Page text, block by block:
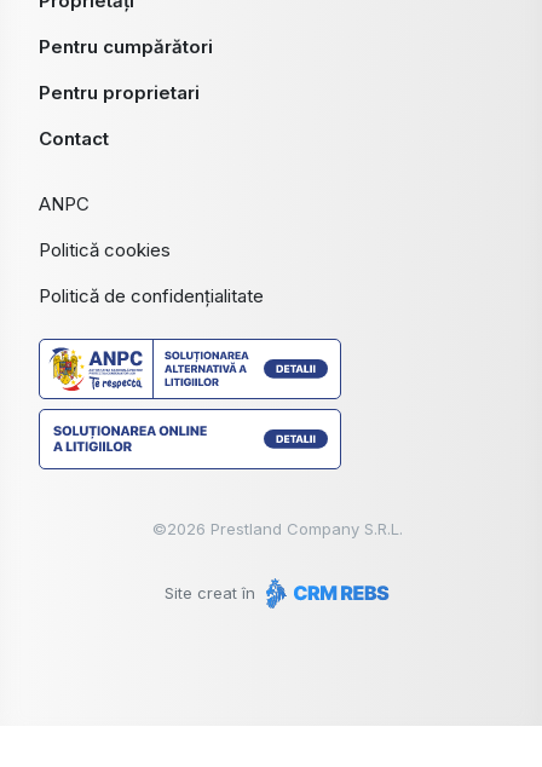
Pentru cumpărători
Pentru proprietari
Contact
ANPC
Politică cookies
Politică de confidențialitate
©2026 Prestland Company S.R.L.
Site creat în